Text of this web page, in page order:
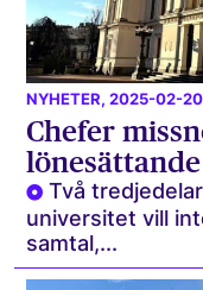
NYHETER, 2025-02-20
Chefer
Två
universitet vill
samtal,...